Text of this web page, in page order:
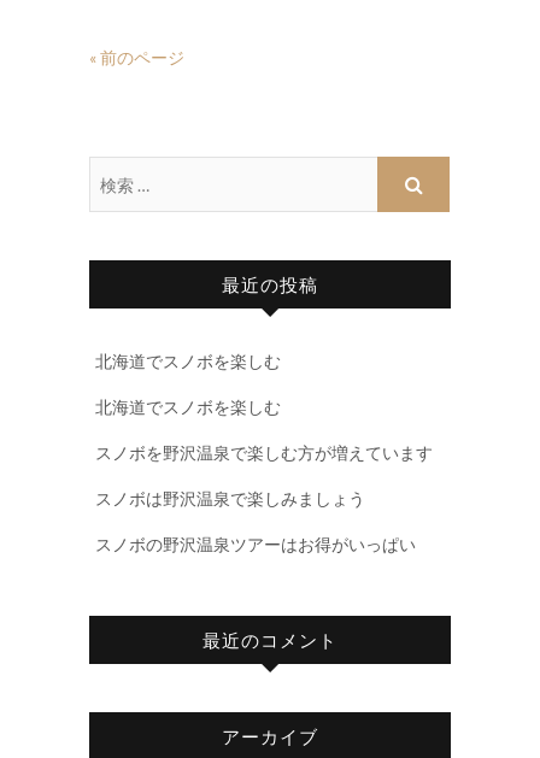
« 前のページ
最近の投稿
北海道でスノボを楽しむ
北海道でスノボを楽しむ
スノボを野沢温泉で楽しむ方が増えています
スノボは野沢温泉で楽しみましょう
スノボの野沢温泉ツアーはお得がいっぱい
最近のコメント
アーカイブ